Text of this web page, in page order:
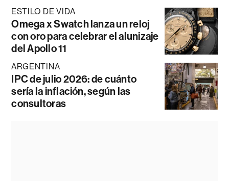
ESTILO DE VIDA
Omega x Swatch lanza un reloj
con oro para celebrar el alunizaje
del Apollo 11
ARGENTINA
IPC de julio 2026: de cuánto
sería la inflación, según las
consultoras